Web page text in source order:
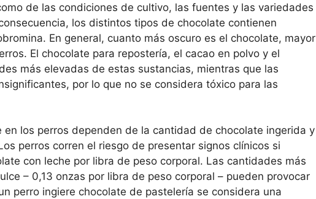
de las condiciones de cultivo, las fuentes y las variedades
los distintos tipos de chocolate contienen
En general, cuanto más oscuro es el chocolate, mayor
El chocolate para repostería, el cacao en polvo y el
más elevadas de estas sustancias, mientras que las
por lo que no se considera tóxico para las
los perros dependen de la cantidad de chocolate ingerida y
perros corren el riesgo de presentar signos clínicos si
con leche por libra de peso corporal. Las cantidades más
– 0,13 onzas por libra de peso corporal – pueden provocar
perro ingiere chocolate de pastelería se considera una